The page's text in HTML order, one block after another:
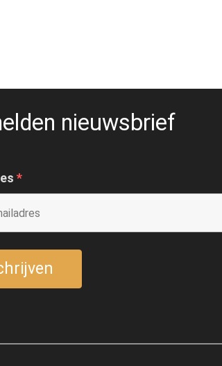
nieuwsbrief
*